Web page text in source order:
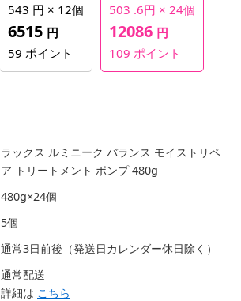
543 円 × 12個
6515 円
59 ポイント
503 .6円 × 24個
12086 円
109 ポイント
ラックス ルミニーク バランス モイストリペ
ア トリートメント ポンプ 480g
480g×24個
5個
通常3日前後（発送日カレンダー休日除く）
通常配送
詳細は こちら